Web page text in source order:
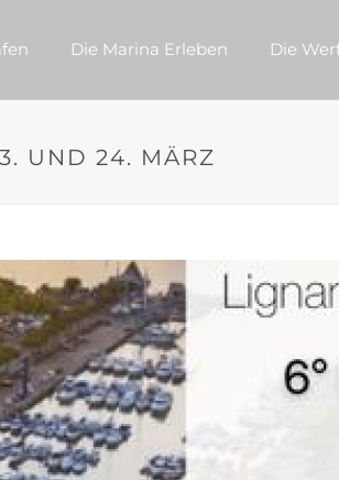
Die Marina Erleben Die
UND 24. MÄRZ